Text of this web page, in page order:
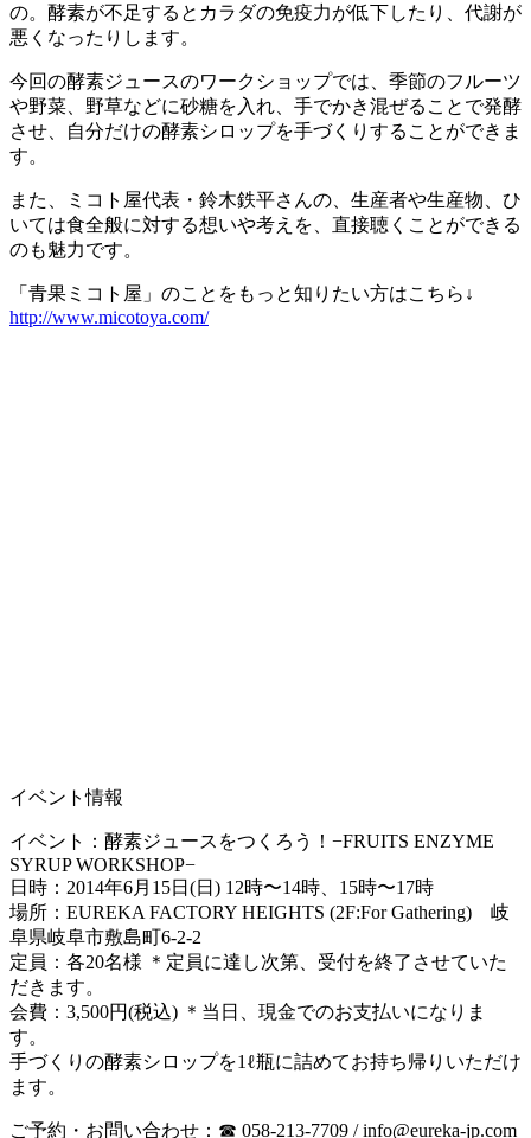
の。酵素が不足するとカラダの免疫力が低下したり、代謝が
悪くなったりします。
今回の酵素ジュースのワークショップでは、季節のフルーツ
や野菜、野草などに砂糖を入れ、手でかき混ぜることで発酵
させ、自分だけの酵素シロップを手づくりすることができま
す。
また、ミコト屋代表・鈴木鉄平さんの、生産者や生産物、ひ
いては食全般に対する想いや考えを、直接聴くことができる
のも魅力です。
「青果ミコト屋」のことをもっと知りたい方はこちら↓
http://www.micotoya.com/
イベント情報
イベント：酵素ジュースをつくろう！−FRUITS ENZYME
SYRUP WORKSHOP−
日時：2014年6月15日(日) 12時〜14時、15時〜17時
場所：EUREKA FACTORY HEIGHTS (2F:For Gathering) 岐
阜県岐阜市敷島町6-2-2
定員：各20名様 ＊定員に達し次第、受付を終了させていた
だきます。
会費：3,500円(税込) ＊当日、現金でのお支払いになりま
す。
手づくりの酵素シロップを1ℓ瓶に詰めてお持ち帰りいただけ
ます。
ご予約・お問い合わせ：☎ 058-213-7709 / info@eureka-jp.com